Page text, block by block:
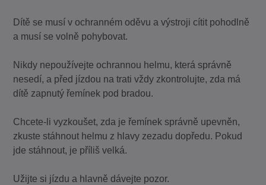
Dítě se musí v ochranném oděvu a výstroji cítit pohodlně
a musí se volně pohybovat.
Nikdy nepoužívejte ochrannou helmu, která správně
nesedí, a před jízdou na trati vždy zkontrolujte, zda má
dítě zapnutý řemínek pod bradou.
Chcete-li vyzkoušet, zda je řemínek správně upevněn,
zkuste stáhnout helmu z hlavy zezadu dopředu. Pokud
jde stáhnout, je příliš velká.
Užijte si jízdu a hlavně dávejte pozor.